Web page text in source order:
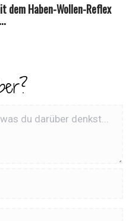
dem Haben-Wollen-Reflex